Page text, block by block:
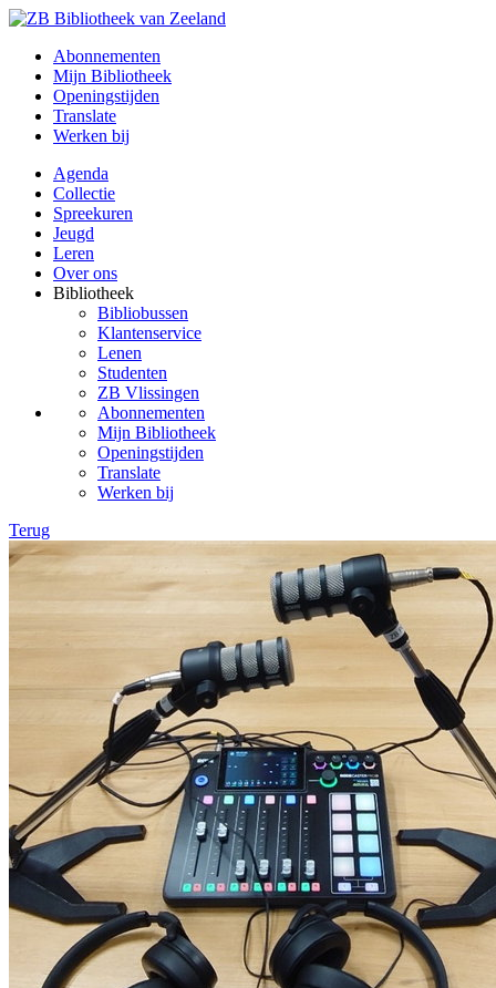
Abonnementen
Mijn Bibliotheek
Openingstijden
Translate
Werken bij
Agenda
Collectie
Spreekuren
Jeugd
Leren
Over ons
Bibliotheek
Bibliobussen
Klantenservice
Lenen
Studenten
ZB Vlissingen
Abonnementen
Mijn Bibliotheek
Openingstijden
Translate
Werken bij
Terug